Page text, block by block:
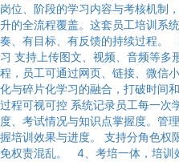
岗位、阶段的学习内容与考核机制
升的全流程覆盖。这套员工培训系
奏、有目标、有反馈的持续过程。
习 支持上传图文、视频、音频等多
程，员工可通过网页、链接、微信
化与碎片化学习的融合，打破时间
过程可视可控 系统记录员工每一次
度、考试情况与知识点掌握度。管
握培训效果与进度。 支持分角色权
免权责混乱。 4、考培一体，培训